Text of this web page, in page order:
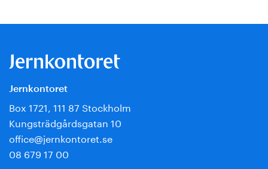
Jernkontoret
Box 1721, 111 87 Stockholm
Kungsträdgårdsgatan 10
office@jernkontoret.se
08 679 17 00